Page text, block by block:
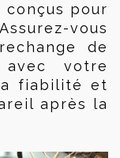
pour
vous
de
votre
fiabilité et
après la